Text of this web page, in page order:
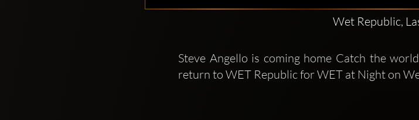
Wet Republic,
Steve Angello is coming home Catch the
return to WET Republic for WET at Night on